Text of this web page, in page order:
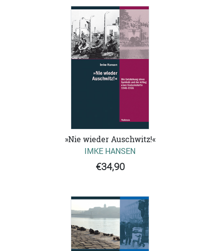
»Nie wieder Auschwitz!«
IMKE HANSEN
€34,90